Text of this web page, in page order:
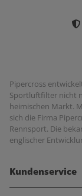
Pipercross
Sportluftfilter nicht
heimischen Markt.
sich die Firma
Rennsport. Die
englischer
Kundenservice